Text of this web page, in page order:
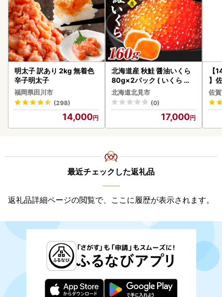
明太子 訳あり 2kg 無着色
辛子明太子
福岡県田川市
(298)
14,000
北海道産 秋鮭 醤油いくら
80g×2パック ( いくら イ
クラ 魚卵 鮭 サケ さけ 鮭い
くら 醤油漬け パック 北海
道産 ふるさと納税 秋鮭 )【
北海道北見市
(0)
17,000
【
】
2
佐
最近チェックした返礼品
返礼品詳細ページの閲覧で、ここに履歴が表示されます。